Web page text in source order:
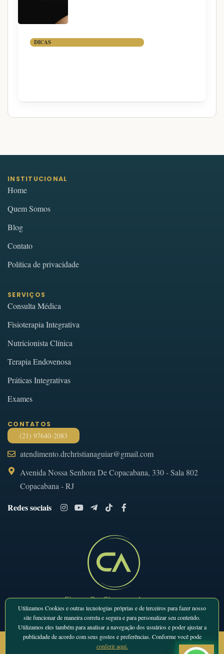
DICAS
CONTATOS
(21) 97640-2083
atendimento.drchristianaguiar@gmail.com
Avenida Nossa Senhora De Copacabana, 330 - Sala 802
Copacabana - RJ
Redes sociais
INSTITUCIONAL
Home
Quem Somos
Blog
Contato
Política de privacidade
SERVIÇOS
Consulta Médica
Fisioterapia Integrativa
Nutricionista Clínica
Terapia Endovenosa
Práticas Integrativas
Exames
© 2026 - Todos os direitos reservados
Utilizamos Cookies e outras tecnologias próprias e de terceiros para fazer nosso
site funcionar de maneira correta e segura e para personalizar seu conteúdo.
Utilizamos eles também para analisar a navegação dos usuários e poder ajustar a
publicidade de acordo com seus gostos e preferências. Conforme você pode
conferir aqui.